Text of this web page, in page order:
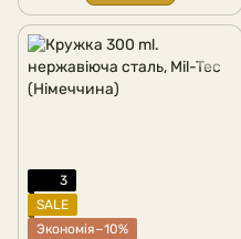
3
SALE
Экономія−10%